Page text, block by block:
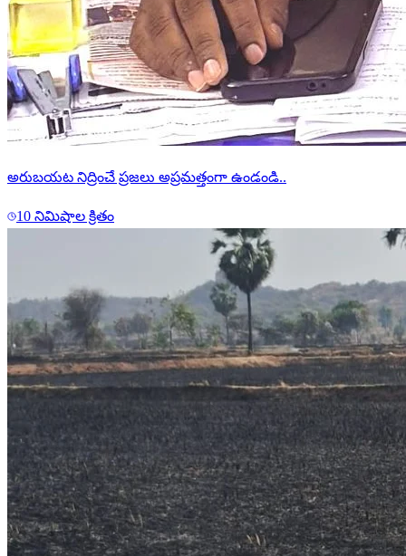
అరుబయట నిద్రించే ప్రజలు అప్రమత్తంగా ఉండండి..
10 నిమిషాల క్రితం